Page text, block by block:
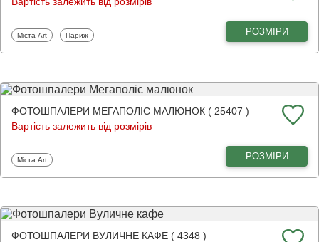
Фотошпалери
Міста Art Фотошпалери
Париж РОЗМІРИ
ФОТОШПАЛЕРИ МЕГАПОЛІС МАЛЮНОК ( 25407 )
Вартість залежить від розмірів
Фотошпалери
Міста Art РОЗМІРИ
ФОТОШПАЛЕРИ ВУЛИЧНЕ КАФЕ ( 4348 )